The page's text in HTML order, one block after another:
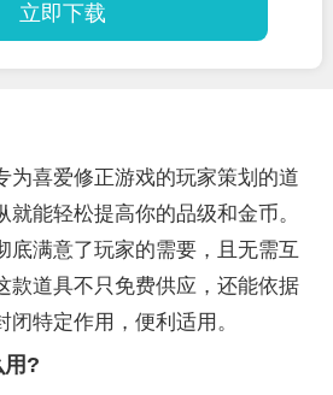
立即下载
为喜爱修正游戏的玩家策划的道
能轻松提高你的品级和金币。
底满意了玩家的需要，且无需互
款道具不只免费供应，还能依据
特定作用，便利适用。
用?